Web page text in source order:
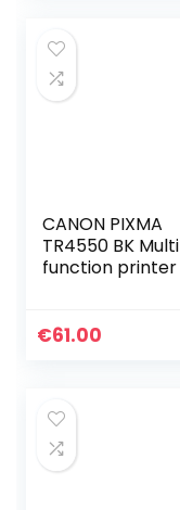
CANON PIXMA
TR4550 BK Multi
function printer
€61.00